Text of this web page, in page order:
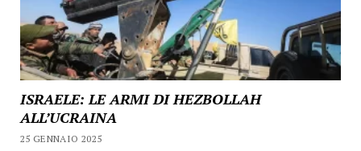
ISRAELE: LE ARMI DI HEZBOLLAH
ALL’UCRAINA
25 GENNAIO 2025